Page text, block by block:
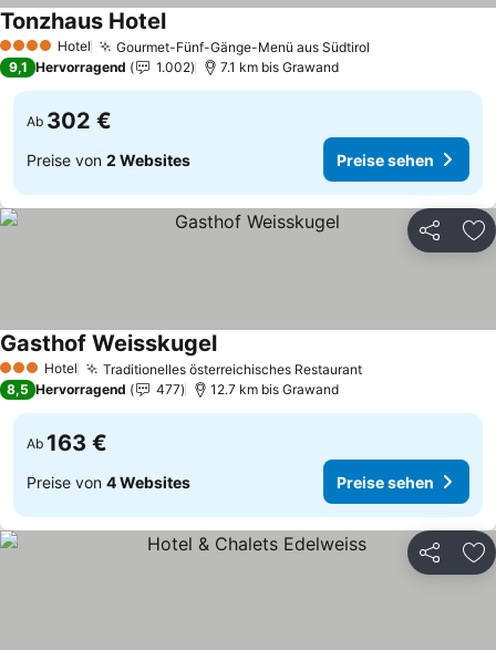
4 Sterne Hotel Gourmet-Fünf-Gänge-Menü aus Südtirol
Tonzhaus Hotel
9,1 Hervorragend 1.002 7.1 km bis Grawand
Ab 302 €
Preise von 2 Websites Preise sehen
Teilen
3 SterneHotel Traditionelles österreichisches Restaurant
Gasthof Weisskugel
8,5 Hervorragend 477 12.7 km bis Grawand
Ab 163 €
Preise von 4 Websites Preise sehen
Teilen